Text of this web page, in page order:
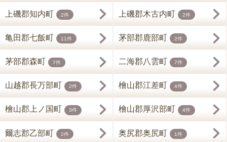
上磯郡知内町 2件 上磯郡木古内町 2件
亀田郡七飯町 11件 茅部郡鹿部町 2件
茅部郡森町 7件 二海郡八雲町 7件
山越郡長万部町 2件 檜山郡江差町 4件
檜山郡上ノ国町 3件 檜山郡厚沢部町 4件
爾志郡乙部町 2件 奥尻郡奥尻町 1件